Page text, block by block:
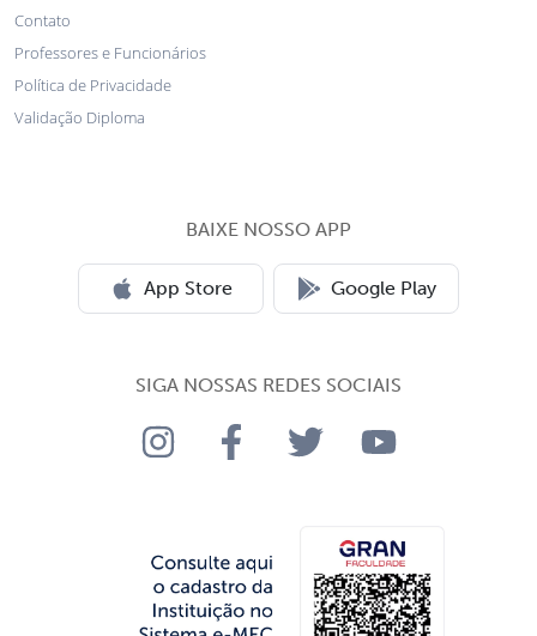
Contato
Professores e Funcionários
Política de Privacidade
Validação Diploma
BAIXE NOSSO APP
App Store Google Play
SIGA NOSSAS REDES SOCIAIS